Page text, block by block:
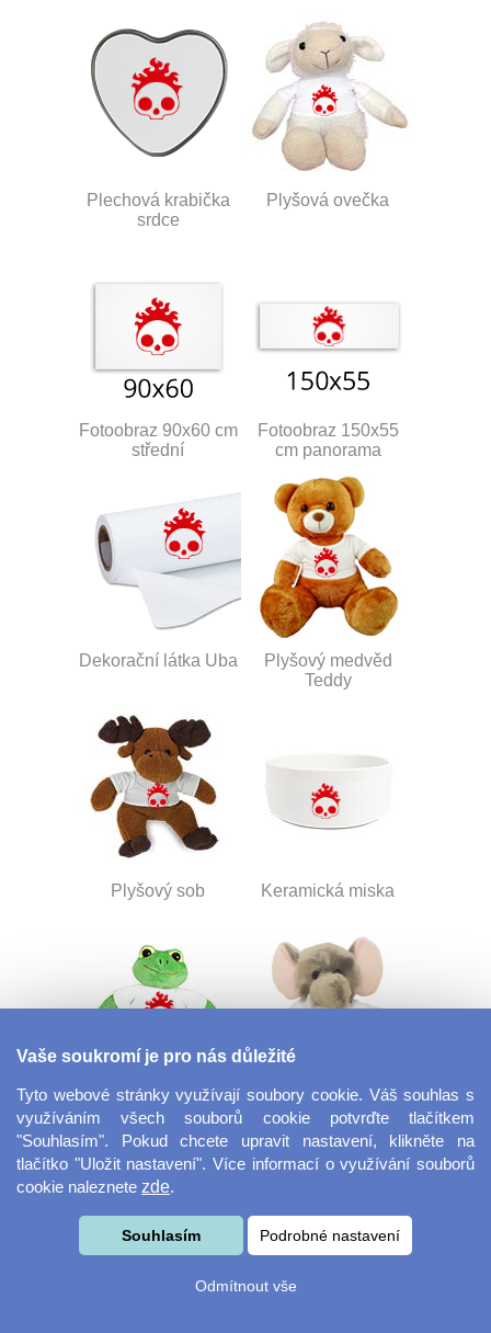
Plechová krabička
srdce
Plyšová ovečka
Fotoobraz 90x60 cm
střední
Fotoobraz 150x55
cm panorama
Dekorační látka Uba
Plyšový medvěd
Teddy
Plyšový sob Keramická miska
Plyšová žába Plyšový slon
Vaše soukromí je pro nás důležité
Tyto webové stránky využívají soubory cookie. Váš souhlas s
využíváním všech souborů cookie potvrďte tlačítkem
"Souhlasím". Pokud chcete upravit nastavení, klikněte na
tlačítko "Uložit nastavení". Více informací o využívání souborů
cookie naleznete zde.
Souhlasím Podrobné nastavení
Odmítnout vše